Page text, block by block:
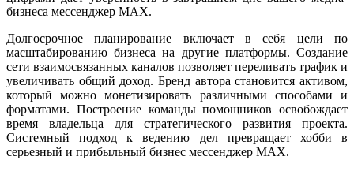
бизнеса мессенджер MAX.
Долгосрочное планирование включает в себя цели по
масштабированию бизнеса на другие платформы. Создание
сети взаимосвязанных каналов позволяет переливать трафик и
увеличивать общий доход. Бренд автора становится активом,
который можно монетизировать различными способами и
форматами. Построение команды помощников освобождает
время владельца для стратегического развития проекта.
Системный подход к ведению дел превращает хобби в
серьезный и прибыльный бизнес мессенджер MAX.